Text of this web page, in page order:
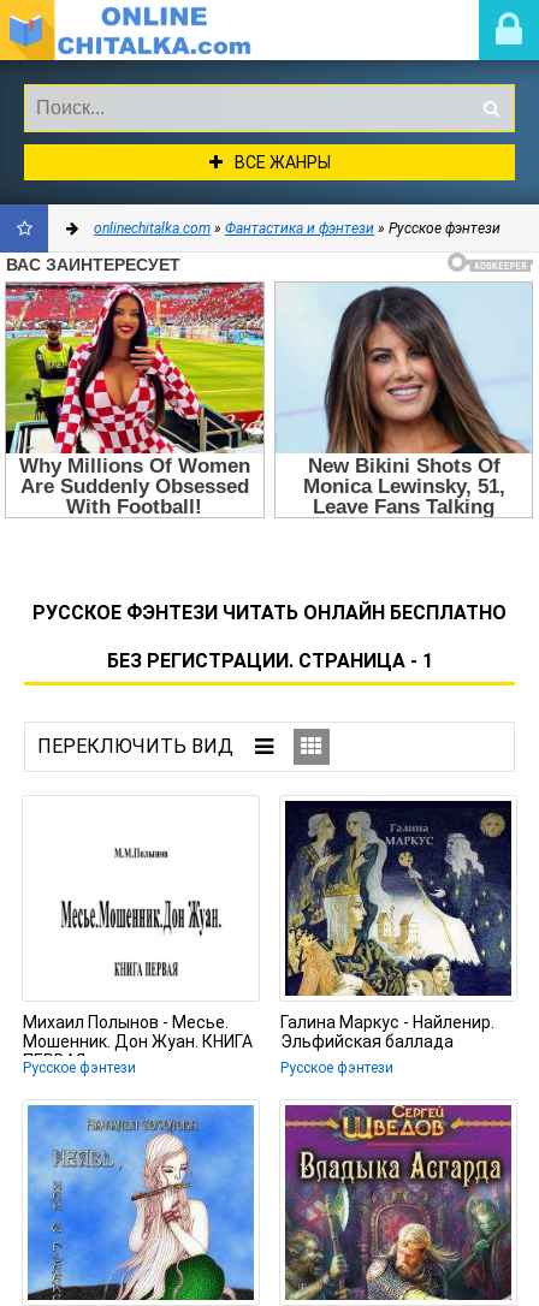
ВСЕ ЖАНРЫ
ДОБАВИТЬ
В
ЗАКЛАДКИ
onlinechitalka.com » Фантастика и фэнтези » Русское фэнтези
РУССКОЕ ФЭНТЕЗИ ЧИТАТЬ ОНЛАЙН БЕСПЛАТНО
БЕЗ РЕГИСТРАЦИИ. СТРАНИЦА - 1
Михаил Полынов - Месье.
Мошенник. Дон Жуан. КНИГА
ПЕРВАЯ
Русское фэнтези
Галина Маркус - Найленир.
Эльфийская баллада
Русское фэнтези